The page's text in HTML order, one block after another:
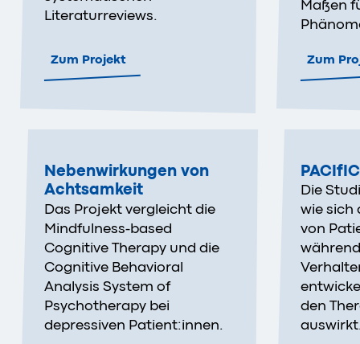
Literaturreviews.
Zum Projekt
Maßen
Zum
Nebenwirkungen von
Achtsamkeit
Das Projekt vergleicht die
Mindfulness-based
Cognitive Therapy und die
Cognitive Behavioral
Analysis System of
Psychotherapy bei
depressiven Patient:innen.
PACIfIC
Die
wie sich
von
den